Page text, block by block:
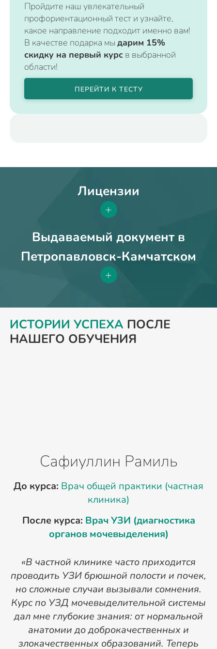
Пройдите наш увлекательный
профориентационный тест и узнайте,
какое направление подходит именно вам!
В качестве подарка мы дарим 15%
скидку на первый курс в выбранной
области!
ПЕРЕЙТИ К ТЕСТУ
Лицензии
+
Выдаваемый документ в
Петропавловск-Камчатском
+
ИСТОРИИ УСПЕХА ПОСЛЕ
НАШЕГО ОБУЧЕНИЯ
Сафиуллин Рамиль
До курса: Врач общей практики (частная
клиника)
После курса: Врач УЗИ (диагностика
органов мочевыделения)
«В частной клинике часто приходится
проводить УЗИ брюшной полости и почек,
но сложные случаи вызывали сомнения.
Курс по УЗД мочевыделительной системы
дал мне глубокие знания: от нормальной
анатомии до доброкачественных и
злокачественных образований. Теперь